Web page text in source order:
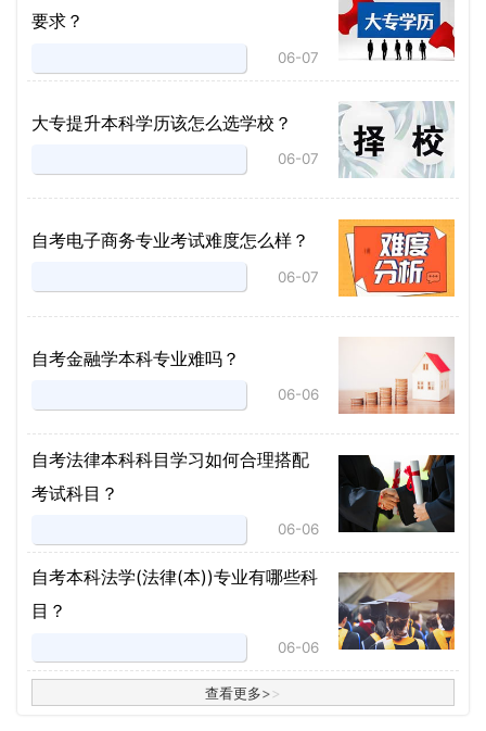
要求？
06-07
大专提升本科学历该怎么选学校？
06-07
自考电子商务专业考试难度怎么样？
06-07
自考金融学本科专业难吗？
06-06
自考法律本科科目学习如何合理搭配
考试科目？
06-06
​自考本科法学(法律(本))专业有哪些科
目？
06-06
查看更多>>